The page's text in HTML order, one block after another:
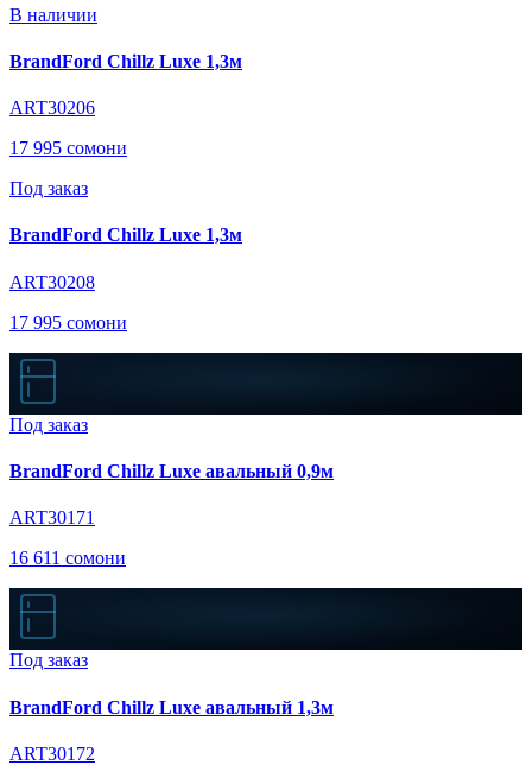
В наличии
BrandFord Chillz Luxe 1,3м
ART30206
17 995 сомони
Под заказ
BrandFord Chillz Luxe 1,3м
ART30208
17 995 сомони
Под заказ
BrandFord Chillz Luxe авальный 0,9м
ART30171
16 611 сомони
Под заказ
BrandFord Chillz Luxe авальный 1,3м
ART30172